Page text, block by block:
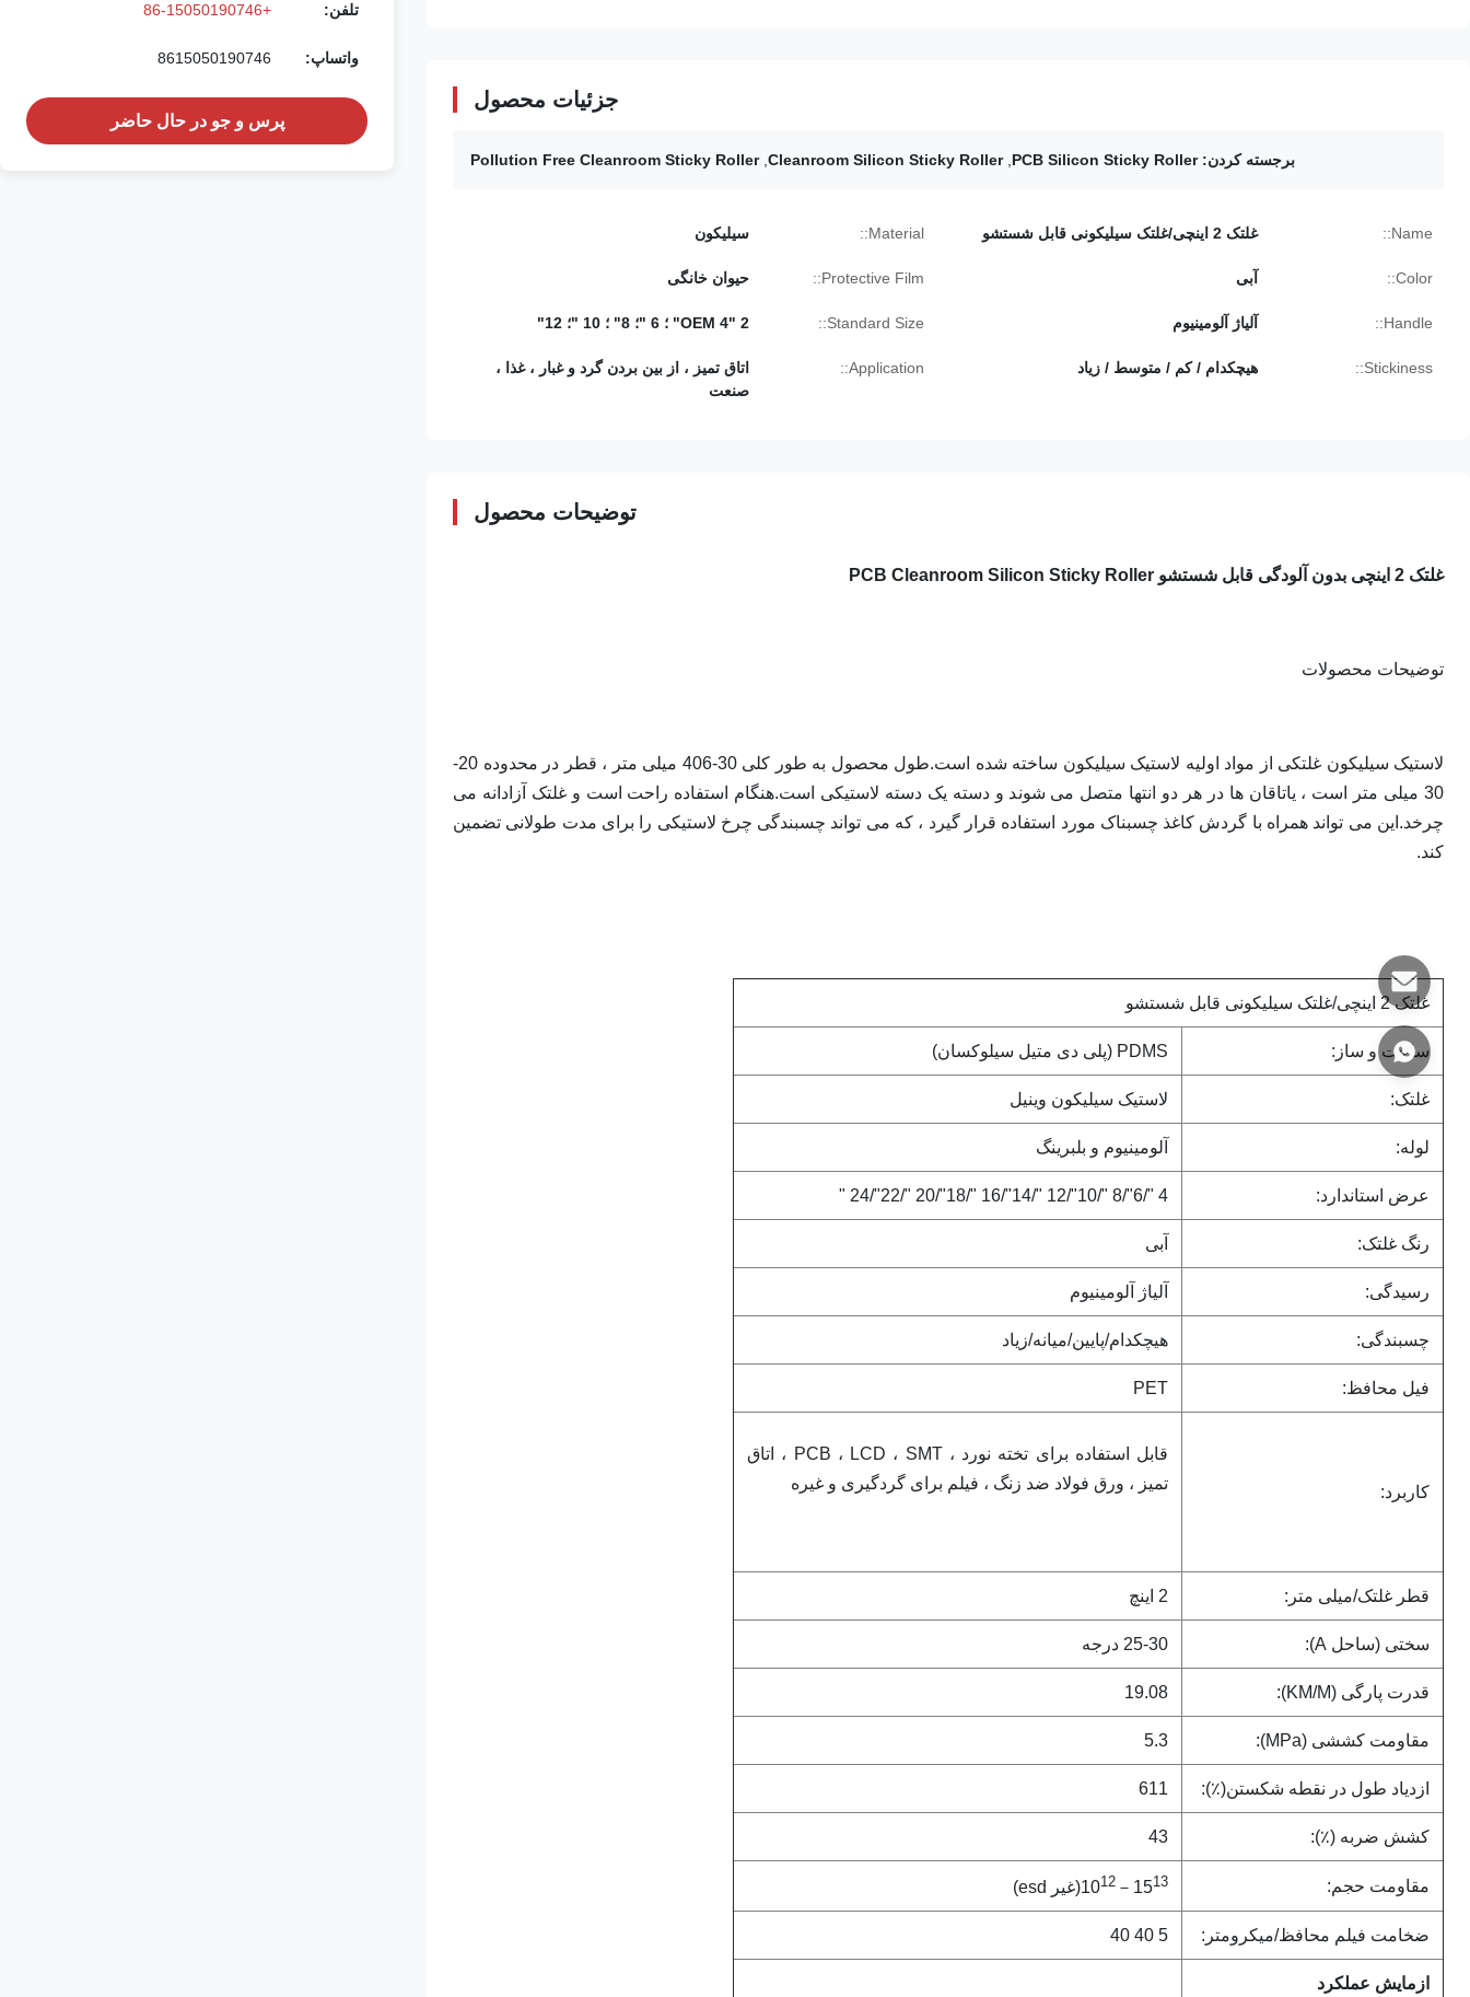
جزئیات محصول
برجسته کردن: PCB Silicon Sticky Roller
,
Cleanroom Silicon Sticky Roller
,
Pollution Free Cleanroom Sticky Roller
Name:: غلتک 2 اینچی/غلتک سیلیکونی قابل شستشو Material:: سیلیکون
Color:: آبی Protective Film:: حیوان خانگی
Handle:: آلیاژ آلومینیوم Standard Size:: 2 "OEM 4" ؛ 6 "؛ 8" ؛ 10 "؛ 12"
Stickiness:: هیچکدام / کم / متوسط ​​/ زیاد Application::
اتاق تمیز ، از بین بردن گرد و غبار ، غذا ،
صنعت
توضیحات محصول
غلتک 2 اینچی بدون آلودگی قابل شستشو PCB Cleanroom Silicon Sticky Roller
توضیحات محصولات
لاستیک سیلیکون غلتکی از مواد اولیه لاستیک سیلیکون ساخته شده است.طول محصول به طور کلی 30-406 میلی متر ، قطر در محدوده 20-
30 میلی متر است ، یاتاقان ها در هر دو انتها متصل می شوند و دسته یک دسته لاستیکی است.هنگام استفاده راحت است و غلتک آزادانه می
چرخد.این می تواند همراه با گردش کاغذ چسبناک مورد استفاده قرار گیرد ، که می تواند چسبندگی چرخ لاستیکی را برای مدت طولانی تضمین
کند.
غلتک 2 اینچی/غلتک سیلیکونی قابل شستشو
ساخت و ساز: PDMS (پلی دی متیل سیلوکسان)
غلتک: لاستیک سیلیکون وینیل
لوله: آلومینیوم و بلبرینگ
عرض استاندارد: 4 "/6"/8 "/10"/12 "/14"/16 "/18"/20 "/22"/24 "
رنگ غلتک: آبی
رسیدگی: آلیاژ آلومینیوم
چسبندگی: هیچکدام/پایین/میانه/زیاد
فیل محافظ: PET
کاربرد:
قابل استفاده برای تخته نورد ، PCB ، LCD ، SMT ، اتاق
تمیز ، ورق فولاد ضد زنگ ، فیلم برای گردگیری و غیره
قطر غلتک/میلی متر: 2 اینچ
سختی (ساحل A): 25-30 درجه
قدرت پارگی (KM/M): 19.08
مقاومت کششی (MPa): 5.3
ازدیاد طول در نقطه شکستن(٪): 611
کشش ضربه (٪): 43
مقاومت حجم: 1012 －1513 (غیر esd)
ضخامت فیلم محافظ/میکرومتر: 5 40 40
ازمایش عملکرد
تلفن: +86-15050190746
واتساپ: 8615050190746
پرس و جو در حال حاضر